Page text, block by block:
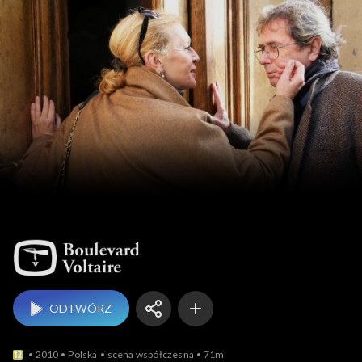
Boulevard Voltaire
ODTWÓRZ
2010 Polska scena współczesna 71m